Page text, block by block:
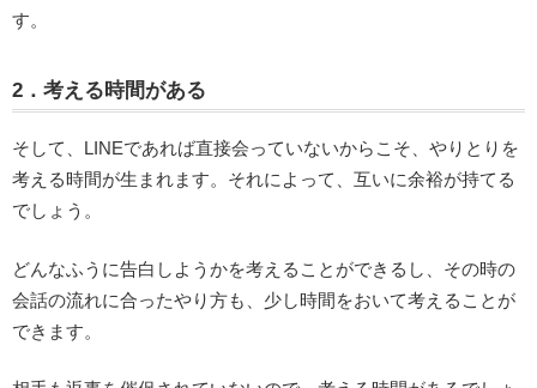
す。
2．考える時間がある
そして、LINEであれば直接会っていないからこそ、やりとりを
考える時間が生まれます。それによって、互いに余裕が持てる
でしょう。
どんなふうに告白しようかを考えることができるし、その時の
会話の流れに合ったやり方も、少し時間をおいて考えることが
できます。